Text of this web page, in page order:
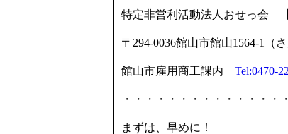
特定非営利活動法人おせっ会
〒294-0036館山市館山1564-1（
館山市雇用商工課内 Tel:0470-
・・・・・・・・・・・・・・
まずは、早めに！